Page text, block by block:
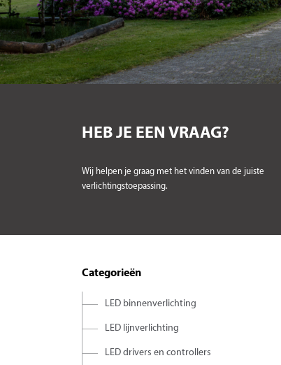
HEB JE EEN VRAAG?
Wij helpen je graag met het vinden van de juiste
verlichtingstoepassing.
Categorieën
LED binnenverlichting
LED lijnverlichting
LED drivers en controllers